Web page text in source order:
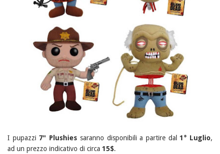
I pupazzi 7" Plushies saranno disponibili a partire dal1° Luglio,
ad un prezzo indicativo di circa 15$.